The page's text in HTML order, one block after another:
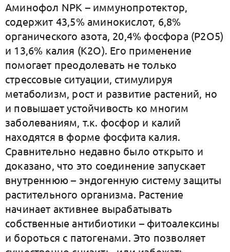
Аминофол NPK – иммунопротектор,
содержит 43,5% аминокислот, 6,8%
органического азота, 20,4% фосфора (Р2O5)
и 13,6% калия (K2O). Его применение
помогает преодолевать не только
стрессовые ситуации, стимулируя
метаболизм, рост и развитие растений, но
и повышает устойчивость ко многим
заболеваниям, т.к. фосфор и калий
находятся в форме фосфита калия.
Сравнительно недавно было открыто и
доказано, что это соединение запускает
внутреннюю – эндогенную систему защиты
растительного организма. Растение
начинает активнее вырабатывать
собственные антибиотики – фитоалексины
и бороться с патогенами. Это позволяет